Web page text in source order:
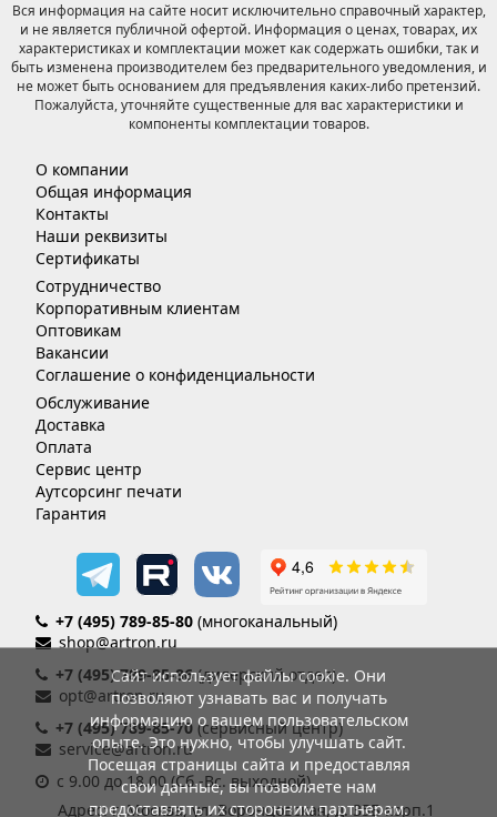
Вся информация на сайте носит исключительно справочный характер,
и не является публичной офертой. Информация о ценах, товарах, их
характеристиках и комплектации может как содержать ошибки, так и
быть изменена производителем без предварительного уведомления, и
не может быть основанием для предъявления каких-либо претензий.
Пожалуйста, уточняйте существенные для вас характеристики и
компоненты комплектации товаров.
О компании
Общая информация
Контакты
Наши реквизиты
Сертификаты
Сотрудничество
Корпоративным клиентам
Оптовикам
Вакансии
Соглашение о конфиденциальности
Обслуживание
Доставка
Оплата
Сервис центр
Аутсорсинг печати
Гарантия
+7 (495) 789-85-80 (многоканальный)
shop@artron.ru
+7 (495) 789-85-86(дилерский отдел)
opt@artron.ru
+7 (495) 789-85-70 (сервисный центр)
service@artron.ru
с 9.00 до 18.00 (Сб.-Вс. выходной)
Адрес: г. Москва, ул. Воронцовская, д. 35Б корп.1
Сайт использует файлы cookie. Они
позволяют узнавать вас и получать
информацию о вашем пользовательском
опыте. Это нужно, чтобы улучшать сайт.
Посещая страницы сайта и предоставляя
свои данные, вы позволяете нам
предоставлять их сторонним партнерам.